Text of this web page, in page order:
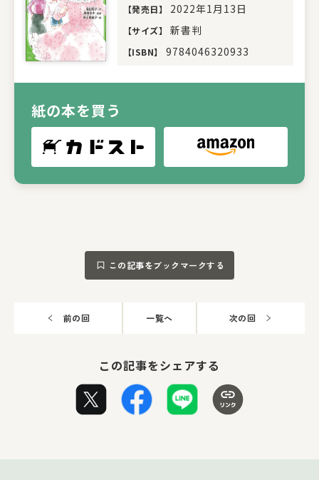
【発売日】 2022年1月13日
【サイズ】 新書判
【ISBN】 9784046320933
紙の本を買う
この記事をブックマークする
前の回 一覧へ 次の回
この記事をシェアする